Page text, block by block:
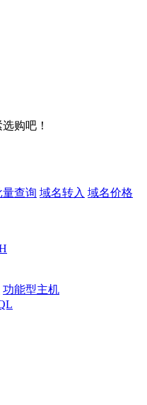
购吧！
量查询 域名转入 域名价格
功能型主机